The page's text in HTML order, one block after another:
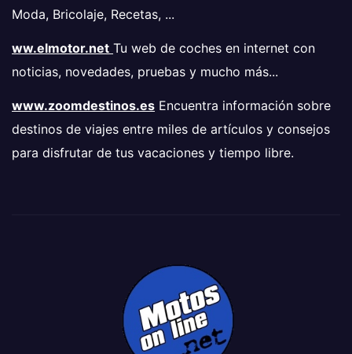
Moda, Bricolaje, Recetas, ...
ww.elmotor.net Tu web de coches en internet con
noticias, novedades, pruebas y mucho más...
www.zoomdestinos.es Encuentra información sobre
destinos de viajes entre miles de artículos y consejos
para disfrutar de tus vacaciones y tiempo libre.